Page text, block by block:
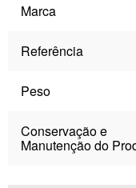
Marca
Referência
Peso
Conservação e
Manutenção do